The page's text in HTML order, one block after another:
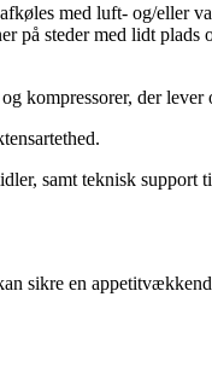
med luft- og/eller
steder med lidt
kompressorer, der
samt teknisk
sikre en